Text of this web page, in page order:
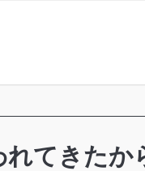
れてきた